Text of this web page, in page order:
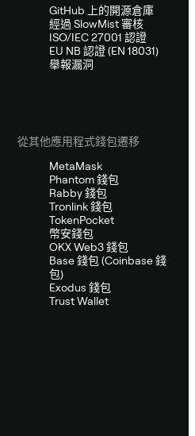
GitHub 上的開源倉庫
經過 SlowMist 審核
ISO/IEC 27001 認證
EU NB 認證 (EN 18031)
舉報漏洞
從其他應用程式錢包遷移
MetaMask
Phantom 錢包
Rabby 錢包
Tronlink 錢包
TokenPocket
幣安錢包
OKX Web3 錢包
Base 錢包 (Coinbase 錢
包)
Exodus 錢包
Trust Wallet